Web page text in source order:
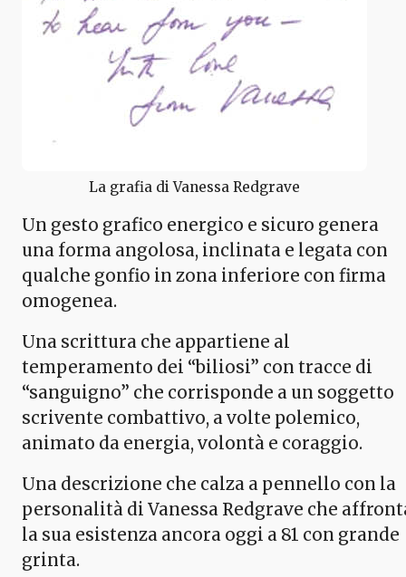
La grafia di Vanessa Redgrave
Un gesto grafico energico e sicuro genera
una forma angolosa, inclinata e legata con
qualche gonfio in zona inferiore con firma
omogenea.
Una scrittura che appartiene al
temperamento dei “biliosi” con tracce di
“sanguigno” che corrisponde a un soggetto
scrivente combattivo, a volte polemico,
animato da energia, volontà e coraggio.
Una descrizione che calza a pennello con la
personalità di Vanessa Redgrave che
la sua esistenza ancora oggi a 81 con grande
grinta.